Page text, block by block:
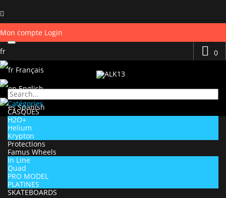
Mon compte Login
0
fr
Français
English
Spanish
Catégories
CASQUES
H2O+
Helium
Krypton
Protections
Famus Wheels
In Line
Quad
PRO MODEL
PLATINES
SKATEBOARDS